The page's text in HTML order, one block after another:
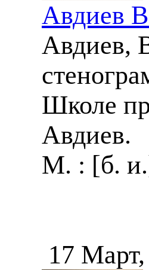
Авдиев
Авдиев,
Школе
Авдиев.
М. : [б.
17